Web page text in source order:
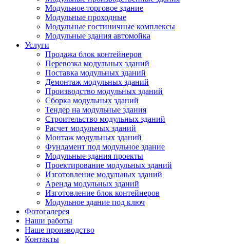
Модульное торговое здание
Модульные проходные
Модульные гостиничные комплексы
Модульные здания автомойка
Услуги
Продажа блок контейнеров
Перевозка модульных зданий
Поставка модульных зданий
Демонтаж модульных зданий
Производство модульных зданий
Сборка модульных зданий
Тендер на модульные здания
Строительство модульных зданий
Расчет модульных зданий
Монтаж модульных зданий
Фундамент под модульное здание
Модульные здания проекты
Проектирование модульных зданий
Изготовление модульных зданий
Аренда модульных зданий
Изготовление блок контейнеров
Модульное здание под ключ
Фотогалерея
Наши работы
Наше производство
Контакты